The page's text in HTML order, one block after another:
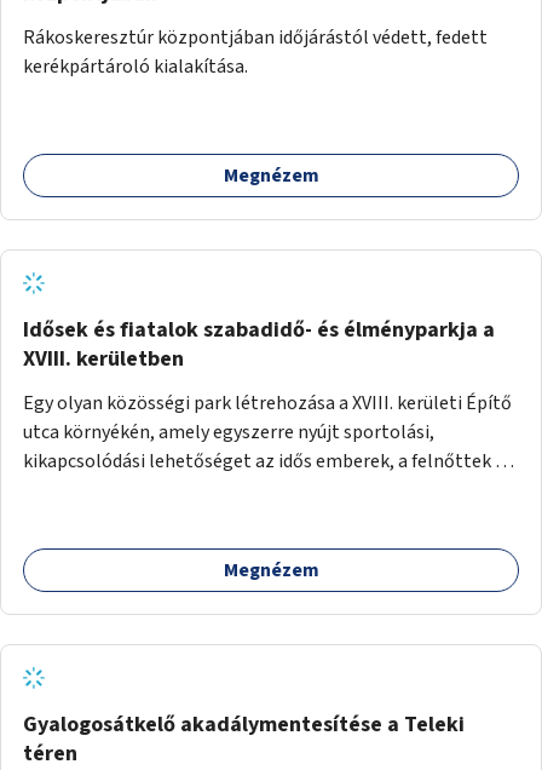
Rákoskeresztúr központjában időjárástól védett, fedett
kerékpártároló kialakítása.
Megnézem
Idősek és fiatalok szabadidő- és élményparkja a
XVIII. kerületben
Egy olyan közösségi park létrehozása a XVIII. kerületi Építő
utca környékén, amely egyszerre nyújt sportolási,
kikapcsolódási lehetőséget az idős emberek, a felnőttek és
Megnézem
Gyalogosátkelő akadálymentesítése a Teleki
téren